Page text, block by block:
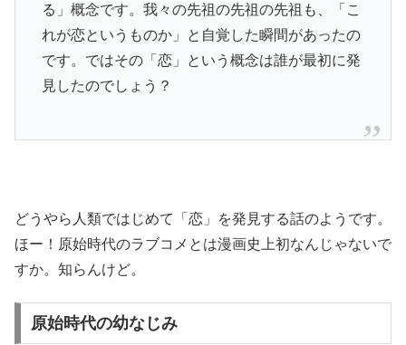
る」概念です。我々の先祖の先祖の先祖も、「こ
れが恋というものか」と自覚した瞬間があったの
です。ではその「恋」という概念は誰が最初に発
見したのでしょう？
どうやら人類ではじめて「恋」を発見する話のようです。
ほー！原始時代のラブコメとは漫画史上初なんじゃないで
すか。知らんけど。
原始時代の幼なじみ